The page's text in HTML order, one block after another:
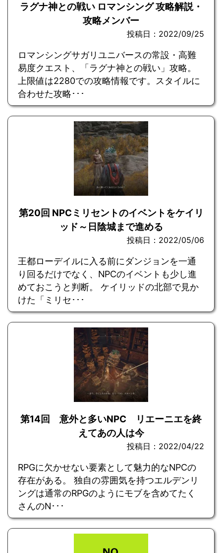
ラグナ神との戦い ロマンシング 攻略解説・
攻略メンバー
投稿日：2022/09/25
ロマンシングサガリユニバースの常設・高難
易度クエスト、「ラグナ神との戦い」攻略。
上限値は2280での攻略情報です。スタイルに
合わせた攻略･･･
第20回 NPCミリセントのイベントをケイリ
ッド～日陰城まで進める
投稿日：2022/05/06
王都ローデイルに入る前にダンジョンを一通
り回るだけでなく、NPCのイベントも少し進
めておこうと判断。 ケイリッドの北部で見か
けた「ミリセ･･･
第14回 意外と多いNPC リエーニエを終
えてあの人は今
投稿日：2022/04/22
RPGに欠かせない要素として魅力的なNPCの
存在がある。 独自の雰囲気を持つエルデンリ
ングは通常のRPGのようにモブを含めてたく
さんのN･･･